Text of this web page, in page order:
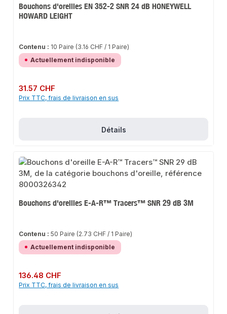
Bouchons d'oreilles EN 352-2 SNR 24 dB HONEYWELL
HOWARD LEIGHT
Contenu : 10 Paire (3.16 CHF / 1 Paire)
Actuellement indisponible
Prix régulier :
31.57 CHF
Prix TTC, frais de livraison en sus
Détails
Bouchons d'oreilles E-A-R™ Tracers™ SNR 29 dB 3M
Contenu :50 Paire (2.73 CHF / 1 Paire)
Actuellement indisponible
Prix régulier :
136.48 CHF
Prix TTC, frais de livraison en sus